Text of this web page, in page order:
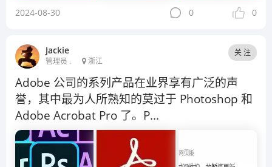
2024-08-30 0 0
Jackie
管理员 . 浙江
关 注
Adobe 公司的系列产品在业界享有广泛的声
誉，其中最为人所熟知的莫过于 Photoshop 和
Adobe Acrobat Pro 了。P...